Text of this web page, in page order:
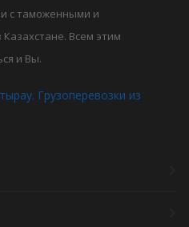
с таможенными и
Всем этим
и Вы.
Грузоперевозки из